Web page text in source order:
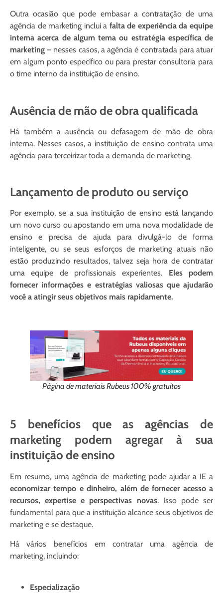
Outra ocasião que pode embasar a contratação de uma
agência de marketing inclui a falta de experiência da equipe
interna acerca de algum tema ou estratégia específica de
marketing – nesses casos, a agência é contratada para atuar
em algum ponto específico ou para prestar consultoria para
o time interno da instituição de ensino.
Ausência de mão de obra qualificada
Há também a ausência ou defasagem de mão de obra
interna. Nesses casos, a instituição de ensino contrata uma
agência para terceirizar toda a demanda de marketing.
Lançamento de produto ou serviço
Por exemplo, se a sua instituição de ensino está lançando
um novo curso ou apostando em uma nova modalidade de
ensino e precisa de ajuda para divulgá-lo de forma
inteligente, ou se seus esforços de marketing atuais não
estão produzindo resultados, talvez seja hora de contratar
uma equipe de profissionais experientes. Eles podem
fornecer informações e estratégias valiosas que ajudarão
você a atingir seus objetivos mais rapidamente.
Página de materiais Rubeus 100% gratuitos
5 benefícios que as agências de
marketing podem agregar à sua
instituição de ensino
Em resumo, uma agência de marketing pode ajudar a IE a
economizar tempo e dinheiro, além de fornecer acesso a
recursos, expertise e perspectivas novas. Isso pode ser
fundamental para que a instituição alcance seus objetivos de
marketing e se destaque.
Há vários benefícios em contratar uma agência de
marketing, incluindo:
Especialização